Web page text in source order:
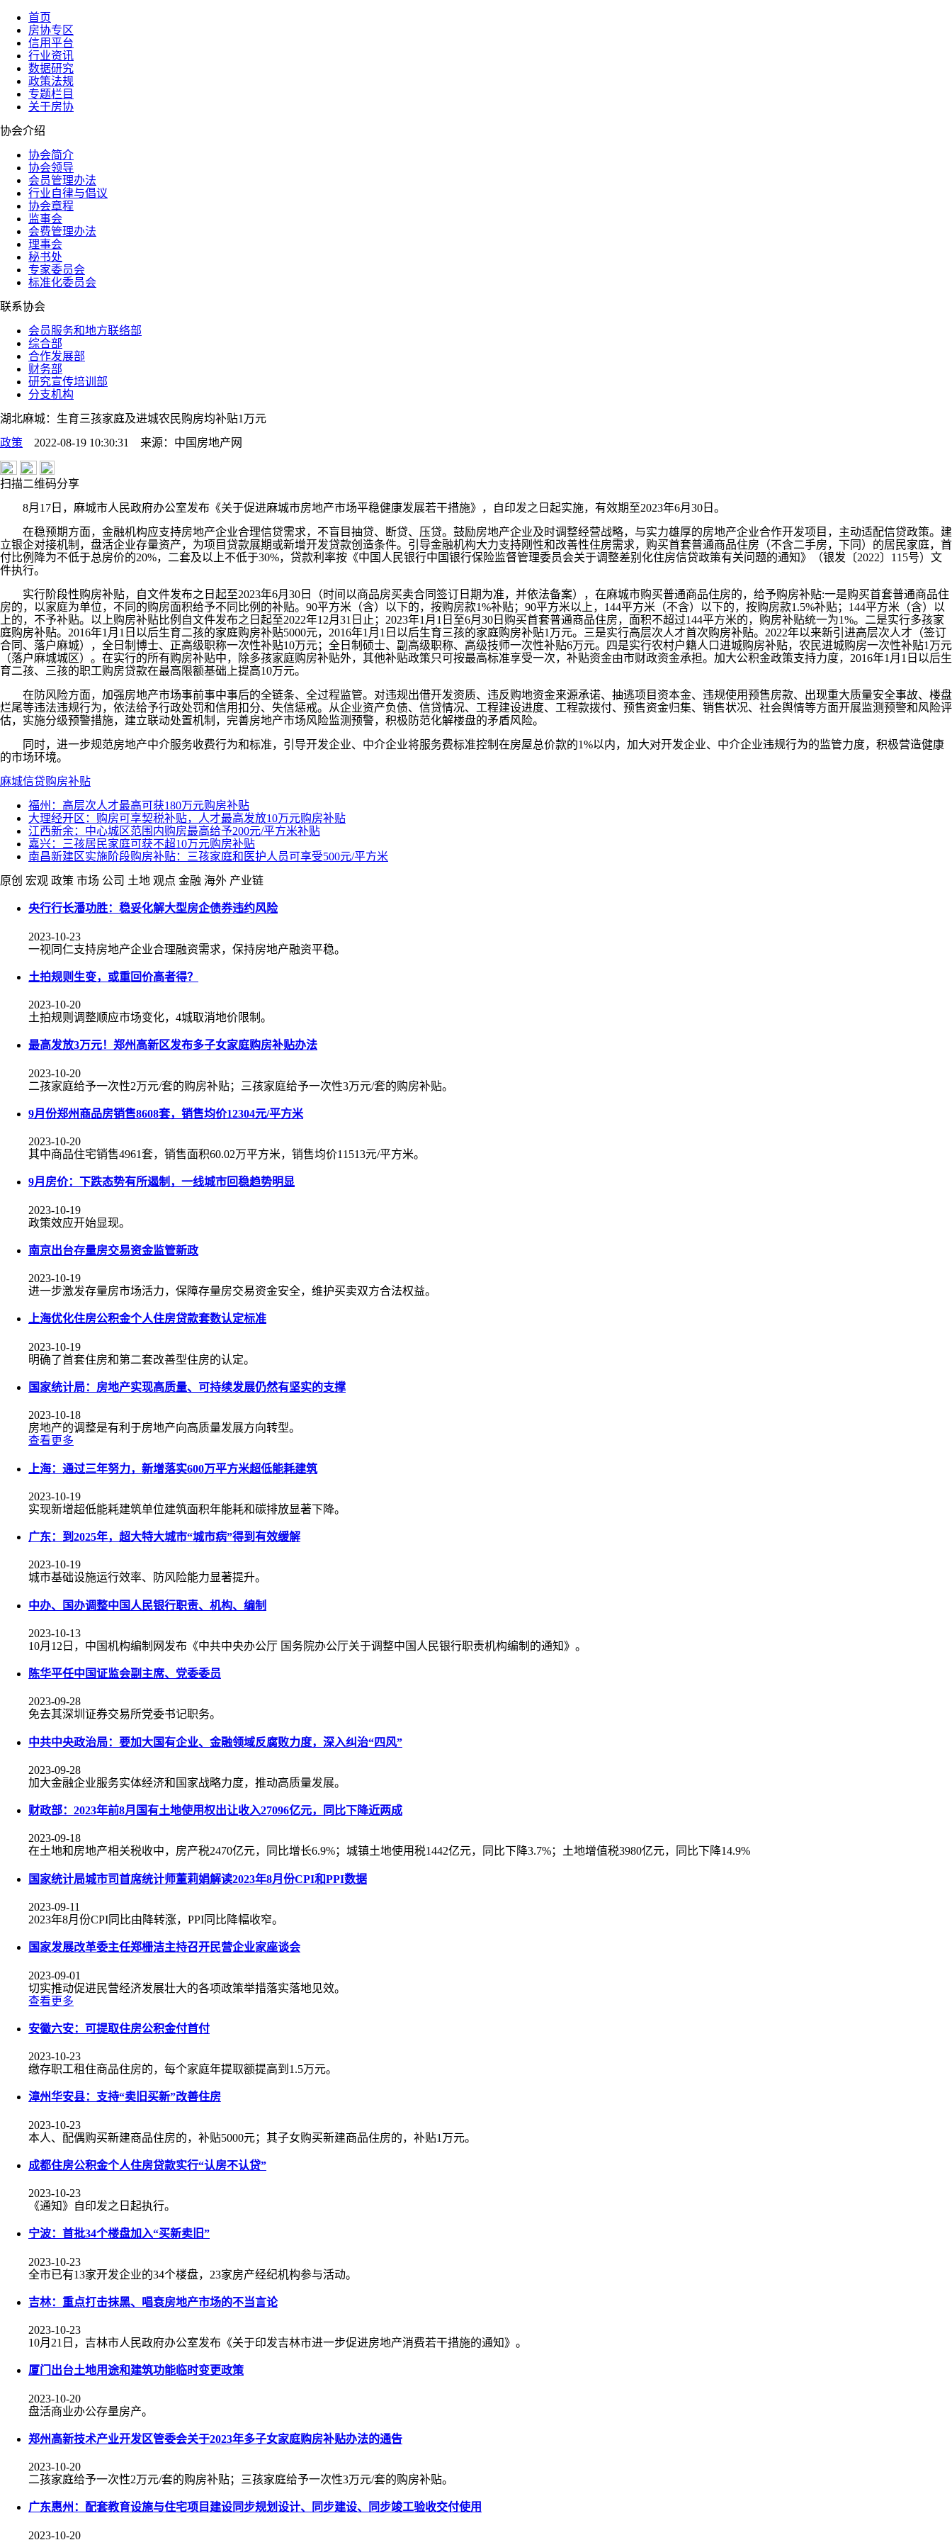
首页
房协专区
信用平台
行业资讯
数据研究
政策法规
专题栏目
关于房协
协会介绍
协会简介
协会领导
会员管理办法
行业自律与倡议
协会章程
监事会
会费管理办法
理事会
秘书处
专家委员会
标准化委员会
联系协会
会员服务和地方联络部
综合部
合作发展部
财务部
研究宣传培训部
分支机构
湖北麻城：生育三孩家庭及进城农民购房均补贴1万元
政策 2022-08-19 10:30:31 来源： 中国房地产网
扫描二维码分享
8月17日，麻城市人民政府办公室发布《关于促进麻城市房地产市场平稳健康发展若干措施》，自印发之日起实施，有效期至2023年6月30日。
在稳预期方面，金融机构应支持房地产企业合理信贷需求，不盲目抽贷、断贷、压贷。鼓励房地产企业及时调整经营战略，与实力雄厚的房地产企业合作开发项目，主动适配信贷政策。建
立银企对接机制，盘活企业存量资产，为项目贷款展期或新增开发贷款创造条件。引导金融机构大力支持刚性和改善性住房需求，购买首套普通商品住房（不含二手房，下同）的居民家庭，首
付比例降为不低于总房价的20%，二套及以上不低于30%，贷款利率按《中国人民银行中国银行保险监督管理委员会关于调整差别化住房信贷政策有关问题的通知》（银发〔2022〕115号）文
件执行。
实行阶段性购房补贴，自文件发布之日起至2023年6月30日（时间以商品房买卖合同签订日期为准，并依法备案），在麻城市购买普通商品住房的，给予购房补贴:一是购买首套普通商品住
房的，以家庭为单位，不同的购房面积给予不同比例的补贴。90平方米（含）以下的，按购房款1%补贴；90平方米以上，144平方米（不含）以下的，按购房款1.5%补贴；144平方米（含）以
上的，不予补贴。以上购房补贴比例自文件发布之日起至2022年12月31日止；2023年1月1日至6月30日购买首套普通商品住房，面积不超过144平方米的，购房补贴统一为1%。二是实行多孩家
庭购房补贴。2016年1月1日以后生育二孩的家庭购房补贴5000元，2016年1月1日以后生育三孩的家庭购房补贴1万元。三是实行高层次人才首次购房补贴。2022年以来新引进高层次人才（签订
合同、落户麻城），全日制博士、正高级职称一次性补贴10万元；全日制硕士、副高级职称、高级技师一次性补贴6万元。四是实行农村户籍人口进城购房补贴，农民进城购房一次性补贴1万元
（落户麻城城区）。在实行的所有购房补贴中，除多孩家庭购房补贴外，其他补贴政策只可按最高标准享受一次，补贴资金由市财政资金承担。加大公积金政策支持力度，2016年1月1日以后生
育二孩、三孩的职工购房贷款在最高限额基础上提高10万元。
在防风险方面，加强房地产市场事前事中事后的全链条、全过程监管。对违规出借开发资质、违反购地资金来源承诺、抽逃项目资本金、违规使用预售房款、出现重大质量安全事故、楼盘
烂尾等违法违规行为，依法给予行政处罚和信用扣分、失信惩戒。从企业资产负债、信贷情况、工程建设进度、工程款拨付、预售资金归集、销售状况、社会舆情等方面开展监测预警和风险评
估，实施分级预警措施，建立联动处置机制，完善房地产市场风险监测预警，积极防范化解楼盘的矛盾风险。
同时，进一步规范房地产中介服务收费行为和标准，引导开发企业、中介企业将服务费标准控制在房屋总价款的1%以内，加大对开发企业、中介企业违规行为的监管力度，积极营造健康
的市场环境。
麻城信贷购房补贴
福州：高层次人才最高可获180万元购房补贴
大理经开区：购房可享契税补贴，人才最高发放10万元购房补贴
江西新余：中心城区范围内购房最高给予200元/平方米补贴
嘉兴：三孩居民家庭可获不超10万元购房补贴
南昌新建区实施阶段购房补贴：三孩家庭和医护人员可享受500元/平方米
原创 宏观 政策 市场 公司 土地 观点 金融 海外 产业链
央行行长潘功胜：稳妥化解大型房企债券违约风险
2023-10-23
一视同仁支持房地产企业合理融资需求，保持房地产融资平稳。
土拍规则生变，或重回价高者得？
2023-10-20
土拍规则调整顺应市场变化，4城取消地价限制。
最高发放3万元！郑州高新区发布多子女家庭购房补贴办法
2023-10-20
二孩家庭给予一次性2万元/套的购房补贴；三孩家庭给予一次性3万元/套的购房补贴。
9月份郑州商品房销售8608套，销售均价12304元/平方米
2023-10-20
其中商品住宅销售4961套，销售面积60.02万平方米，销售均价11513元/平方米。
9月房价：下跌态势有所遏制，一线城市回稳趋势明显
2023-10-19
政策效应开始显现。
南京出台存量房交易资金监管新政
2023-10-19
进一步激发存量房市场活力，保障存量房交易资金安全，维护买卖双方合法权益。
上海优化住房公积金个人住房贷款套数认定标准
2023-10-19
明确了首套住房和第二套改善型住房的认定。
国家统计局：房地产实现高质量、可持续发展仍然有坚实的支撑
2023-10-18
房地产的调整是有利于房地产向高质量发展方向转型。
查看更多
上海：通过三年努力，新增落实600万平方米超低能耗建筑
2023-10-19
实现新增超低能耗建筑单位建筑面积年能耗和碳排放显著下降。
广东：到2025年，超大特大城市“城市病”得到有效缓解
2023-10-19
城市基础设施运行效率、防风险能力显著提升。
中办、国办调整中国人民银行职责、机构、编制
2023-10-13
10月12日，中国机构编制网发布《中共中央办公厅 国务院办公厅关于调整中国人民银行职责机构编制的通知》。
陈华平任中国证监会副主席、党委委员
2023-09-28
免去其深圳证券交易所党委书记职务。
中共中央政治局：要加大国有企业、金融领域反腐败力度，深入纠治“四风”
2023-09-28
加大金融企业服务实体经济和国家战略力度，推动高质量发展。
财政部：2023年前8月国有土地使用权出让收入27096亿元，同比下降近两成
2023-09-18
在土地和房地产相关税收中，房产税2470亿元，同比增长6.9%；城镇土地使用税1442亿元，同比下降3.7%；土地增值税3980亿元，同比下降14.9%
国家统计局城市司首席统计师董莉娟解读2023年8月份CPI和PPI数据
2023-09-11
2023年8月份CPI同比由降转涨，PPI同比降幅收窄。
国家发展改革委主任郑栅洁主持召开民营企业家座谈会
2023-09-01
切实推动促进民营经济发展壮大的各项政策举措落实落地见效。
查看更多
安徽六安：可提取住房公积金付首付
2023-10-23
缴存职工租住商品住房的，每个家庭年提取额提高到1.5万元。
漳州华安县：支持“卖旧买新”改善住房
2023-10-23
本人、配偶购买新建商品住房的，补贴5000元；其子女购买新建商品住房的，补贴1万元。
成都住房公积金个人住房贷款实行“认房不认贷”
2023-10-23
《通知》自印发之日起执行。
宁波：首批34个楼盘加入“买新卖旧”
2023-10-23
全市已有13家开发企业的34个楼盘，23家房产经纪机构参与活动。
吉林：重点打击抹黑、唱衰房地产市场的不当言论
2023-10-23
10月21日，吉林市人民政府办公室发布《关于印发吉林市进一步促进房地产消费若干措施的通知》。
厦门出台土地用途和建筑功能临时变更政策
2023-10-20
盘活商业办公存量房产。
郑州高新技术产业开发区管委会关于2023年多子女家庭购房补贴办法的通告
2023-10-20
二孩家庭给予一次性2万元/套的购房补贴；三孩家庭给予一次性3万元/套的购房补贴。
广东惠州：配套教育设施与住宅项目建设同步规划设计、同步建设、同步竣工验收交付使用
2023-10-20